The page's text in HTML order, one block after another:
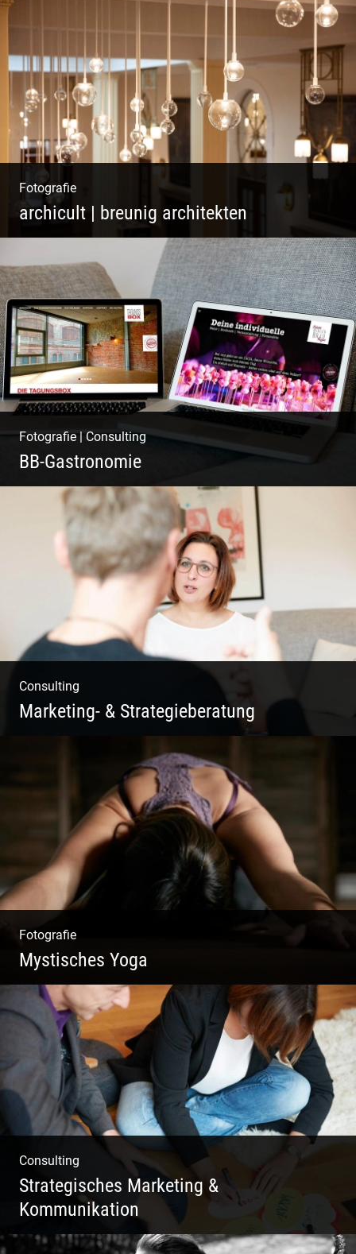
Pint- & Webdesign, Fotografie & Corporate-
Fotografie
archicult | breunig architekten
Wasser im Fluss der Kurstadt
Fotografie|Consulting
BB-Gastronomie
Fotografie, Marketing & Design
Consulting
Marketing- & Strategieberatung
Deine Produkte oder deine Dienstleistung
auf den Markt bringen!
Fotografie
Mystisches Yoga
Yoga und Meditation – mystisch inszeniert
Consulting
Strategisches Marketing &
Kommunikation